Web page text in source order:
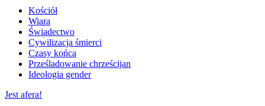
Kościół
Wiara
Świadectwo
Cywilizacja śmierci
Czasy końca
Prześladowanie chrześcijan
Ideologia gender
Jest afera!